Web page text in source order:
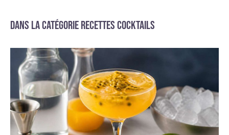
Dans la catégorie Recettes cocktails